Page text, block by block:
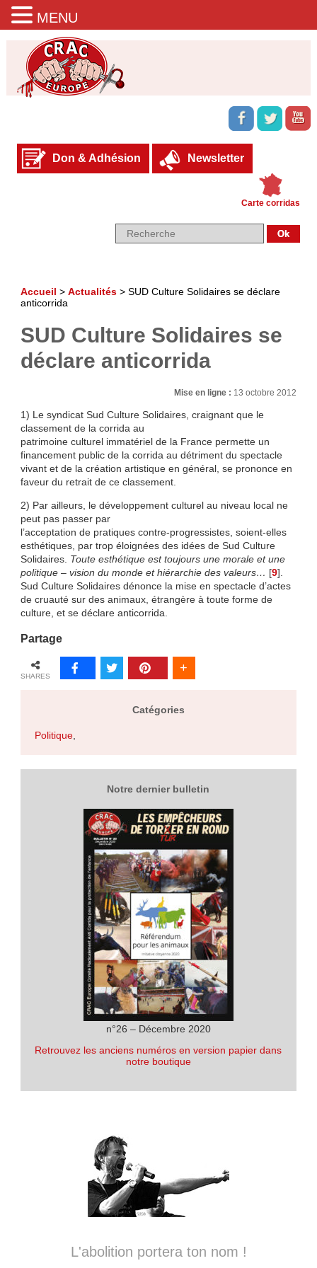
Don & Adhésion Newsletter
Carte corridas
Accueil > Actualités> SUD Culture Solidaires se déclare
anticorrida
SUD Culture Solidaires se
déclare anticorrida
Mise en ligne : 13 octobre 2012
1) Le syndicat Sud Culture Solidaires, craignant que le
classement de la corrida au
patrimoine culturel immatériel de la France permette un
financement public de la corrida au détriment du spectacle
vivant et de la création artistique en général, se prononce en
faveur du retrait de ce classement.
2) Par ailleurs, le développement culturel au niveau local ne
peut pas passer par
l’acceptation de pratiques contre-progressistes, soient-elles
esthétiques, par trop éloignées des idées de Sud Culture
Solidaires. Toute esthétique est toujours une morale et une
politique – vision du monde et hiérarchie des valeurs… [9]
Sud Culture Solidaires dénonce la mise en spectacle d’actes
de cruauté sur des animaux, étrangère à toute forme de
culture, et se déclare anticorrida.
Partage
SHARES
Catégories
Politique,
Notre dernier bulletin
n°26 – Décembre 2020
Retrouvez les anciens numéros en version papier dans
notre boutique
L'abolition portera ton nom !
MENU